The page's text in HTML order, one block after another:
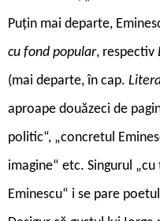
Puțin mai departe,
cu fond popular, respectiv
(mai departe, în cap.
aproape douăzeci de
politic“, „concretul
imagine“ etc. Singurul
Eminescu“ i se pare